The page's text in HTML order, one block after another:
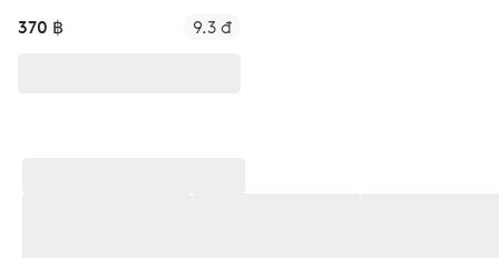
370 ฿ 9.3 đ